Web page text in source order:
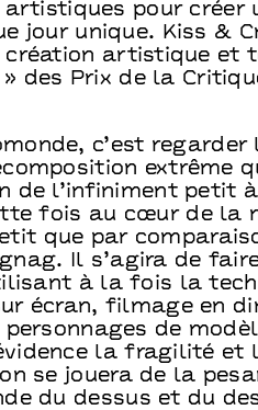
pour créer
jour unique. Kiss &
création artistique et
des Prix de la
c’est
extrême
de l’infiniment petit
fois au cœur de la
que par
Il s’agira de
à la fois la
écran, filmage en
de
la fragilité et
se jouera de la
du dessus et du